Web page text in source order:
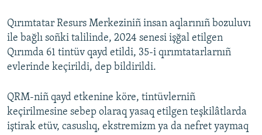
Qırımtatar Resurs Merkeziniñ insan aqlarınıñ bozuluvı
ile bağlı soñki talilinde, 2024 senesi işğal etilgen
Qırımda 61 tintüv qayd etildi, 35-i qırımtatarlarnıñ
evlerinde keçirildi, dep bildirildi.
QRM-niñ qayd etkenine köre, tintüvlerniñ
keçirilmesine sebep olaraq yasaq etilgen teşkilâtlarda
iştirak etüv, casuslıq, ekstremizm ya da nefret yaymaq